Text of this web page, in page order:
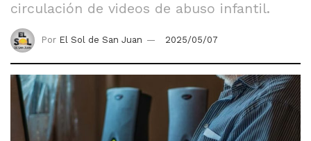
circulación de videos de abuso infantil.
Por El Sol de San Juan 2025/05/07